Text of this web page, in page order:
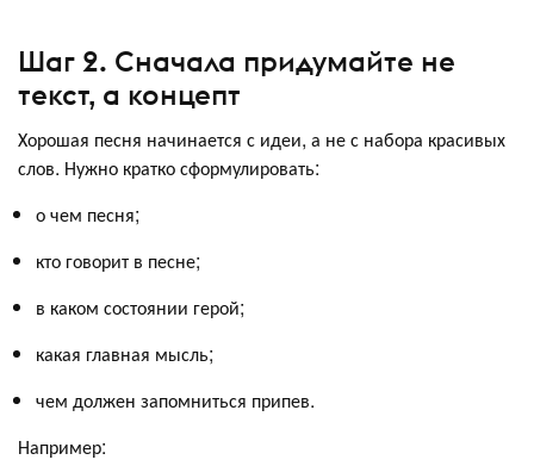
Шаг 2. Сначала придумайте не
текст, а концепт
Хорошая песня начинается с идеи, а не с набора красивых
слов. Нужно кратко сформулировать:
о чем песня;
кто говорит в песне;
в каком состоянии герой;
какая главная мысль;
чем должен запомниться припев.
Например: